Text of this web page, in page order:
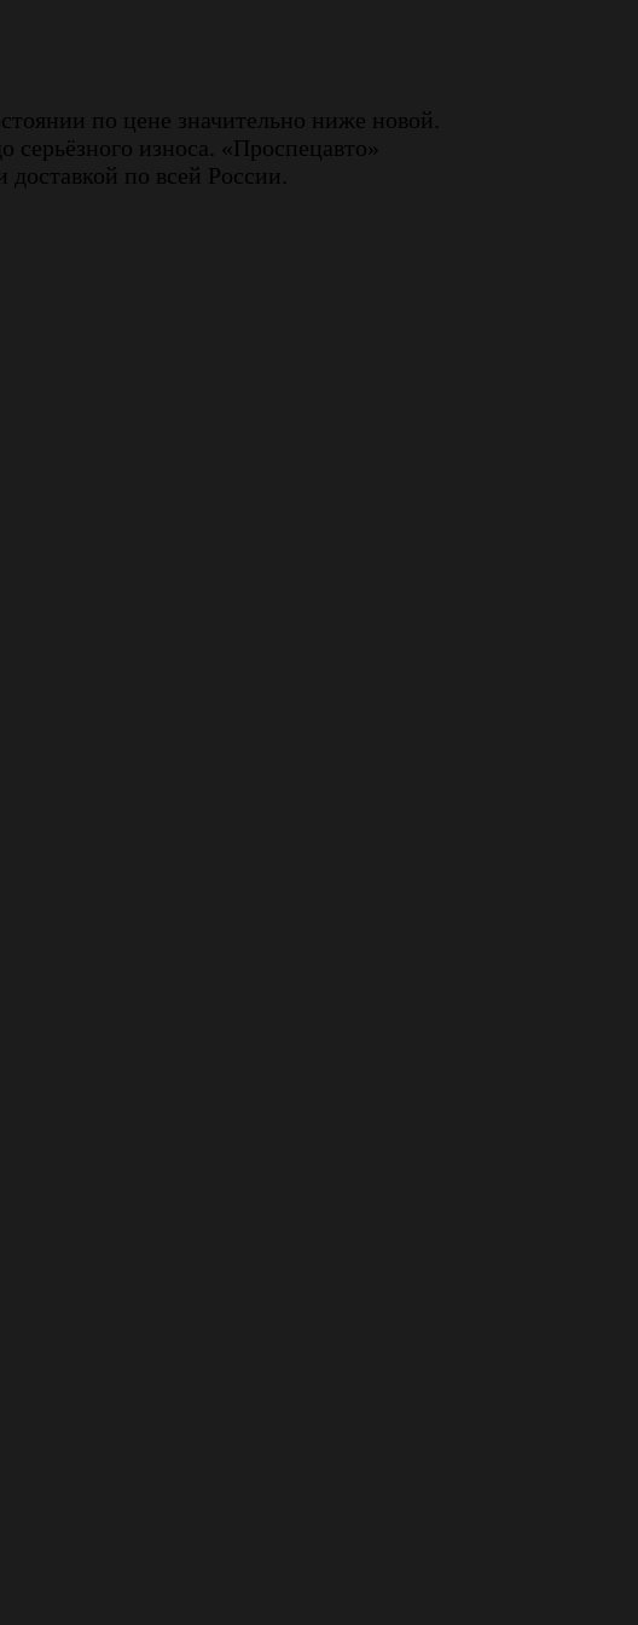
по цене значительно ниже новой.
износа. «Проспецавто»
по всей России.